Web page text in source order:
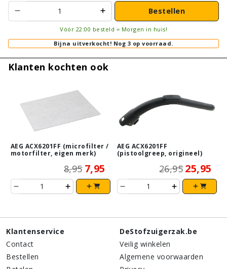
Bestellen
Vóór 22:00 besteld = Morgen in huis!
Bijna uitverkocht! Nog 3 op voorraad.
Klanten kochten ook
AEG ACX6201FF (microfilter /
motorfilter, eigen merk)
8,95 7,95
AEG ACX6201FF
(pistoolgreep, origineel)
26,95 25,95
Klantenservice
Contact
Bestellen
DeStofzuigerzak.be
Veilig winkelen
Algemene voorwaarden